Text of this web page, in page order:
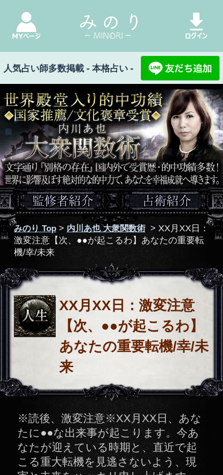
世界殿堂入り的中功績◆国家推薦/文化褒章受賞◆内川あ也 大衆関数術 文字通り『別格の存在』国内外で受賞
歴・的中功績多数！ 世界に影響及ぼす絶対的な的中力で、あなたを幸福成就へ導きます。
みのり Top>内川あ也 大衆関数術 >XX月XX日：
激変注意【次、●●が起こるわ】あなたの重要転
機/幸/未来
XX月XX日：激変注意
【次、●●が起こるわ】
あなたの重要転機/幸/未
※読後、激変注意※XX月XX日、あな
たに●●な出来事が起こります。今あ
なたが迎えている時期と、直近で起
こる重大転機を見逃さないよう、現
実と未来をハッキリ申し上げます。
十分な覚悟を持ってお聞き下さい。
あなたが生きる世界は、あなた
だけのものです。これ以上不安
に執着せず、ご自身の理想に従
いご決断下さい。